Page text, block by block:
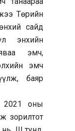
Төрийн
сайд
энхийн
эмч,
эмч
баяр
2021 оны
зорилтот